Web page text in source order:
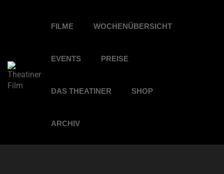
FILME WOCHENÜBERSICHT
EVENTS PREISE
DAS THEATINER SHOP
ARCHIV